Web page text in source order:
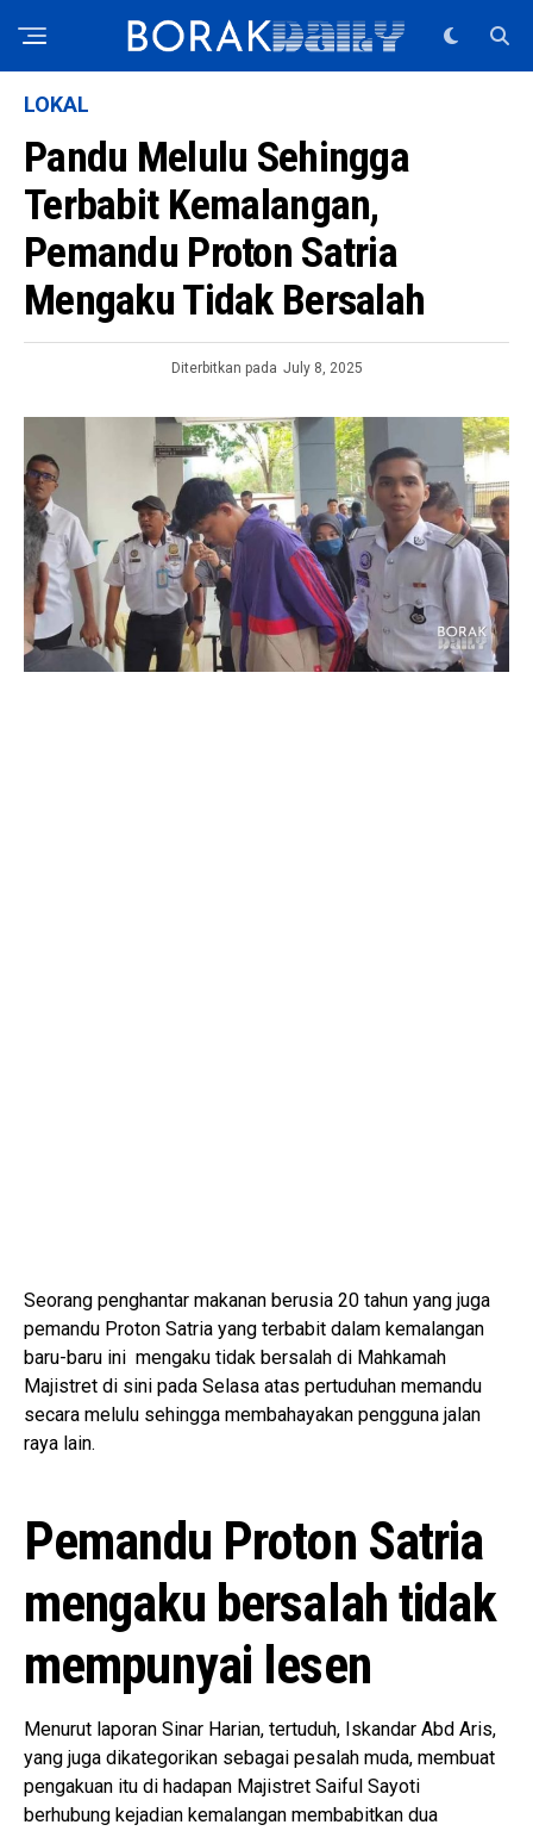
LOKAL
Pandu Melulu Sehingga
Terbabit Kemalangan,
Pemandu Proton Satria
Mengaku Tidak Bersalah
Diterbitkan pada July 8, 2025
Seorang penghantar makanan berusia 20 tahun yang juga
pemandu Proton Satria yang terbabit dalam kemalangan
baru-baru ini mengaku tidak bersalah di Mahkamah
Majistret di sini pada Selasa atas pertuduhan memandu
secara melulu sehingga membahayakan pengguna jalan
raya lain.
Pemandu Proton Satria
mengaku bersalah tidak
mempunyai lesen
Menurut laporan Sinar Harian, tertuduh, Iskandar Abd Aris,
yang juga dikategorikan sebagai pesalah muda, membuat
pengakuan itu di hadapan Majistret Saiful Sayoti
berhubung kejadian kemalangan membabitkan dua